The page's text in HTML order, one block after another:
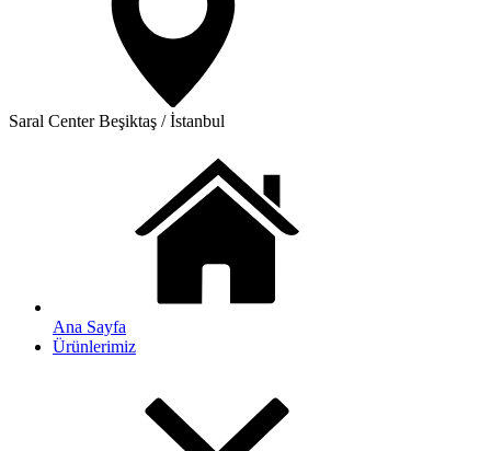
Saral CenterBeşiktaş / İstanbul
Ana Sayfa
Ürünlerimiz